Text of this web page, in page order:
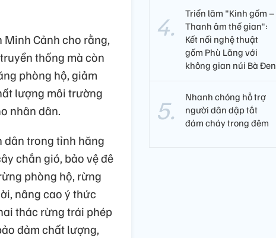
Minh Cảnh cho rằng,
thống mà còn
phòng hộ, giảm
lượng môi trường
nhân dân.
dân trong tỉnh hăng
chắn gió, bảo vệ đê
phòng hộ, rừng
nâng cao ý thức
thác rừng trái phép
đảm chất lượng,
Triển lãm "Kinh gốm –
Thanh âm thế gian":
Kết nối nghệ thuật
gốm Phù Lãng với
không gian núi Bà Đen
Nhanh chóng hỗ trợ
người dân dập tắt
đám cháy trong đêm